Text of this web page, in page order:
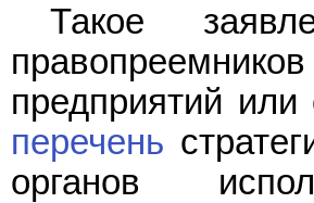
Такое
предприятий
перечень
органов